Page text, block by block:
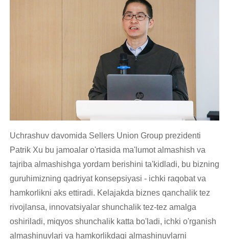
Uchrashuv davomida Sellers Union Group prezidenti
Patrik Xu bu jamoalar o'rtasida ma'lumot almashish va
tajriba almashishga yordam berishini ta'kidladi, bu bizning
guruhimizning qadriyat konsepsiyasi - ichki raqobat va
hamkorlikni aks ettiradi. Kelajakda biznes qanchalik tez
rivojlansa, innovatsiyalar shunchalik tez-tez amalga
oshiriladi, miqyos shunchalik katta bo'ladi, ichki o'rganish
almashinuvlari va hamkorlikdagi almashinuvlarni